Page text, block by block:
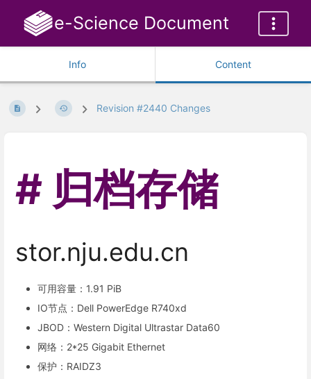
e-Science Document
Info Content
Revision #2440 Changes
归档存储
stor.nju.edu.cn
可用容量：1.91 PiB
IO节点：Dell PowerEdge R740xd
JBOD：Western Digital Ultrastar Data60
网络：2*25 Gigabit Ethernet
保护：RAIDZ3